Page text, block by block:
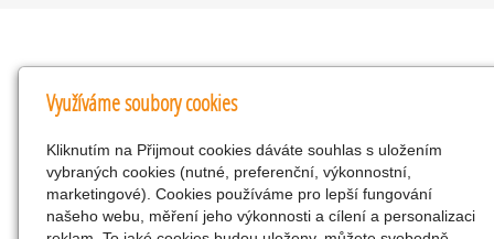
Kontakty
KNK obchodní společnost s r.o.
Komenského 127, Žacléř, 542 01 Číslo účtu:
286293602/0300
25298518
Využíváme soubory cookies
Kliknutím na Přijmout cookies dáváte souhlas s uložením
vybraných cookies (nutné, preferenční, výkonnostní,
marketingové). Cookies používáme pro lepší fungování
našeho webu, měření jeho výkonnosti a cílení a personalizaci